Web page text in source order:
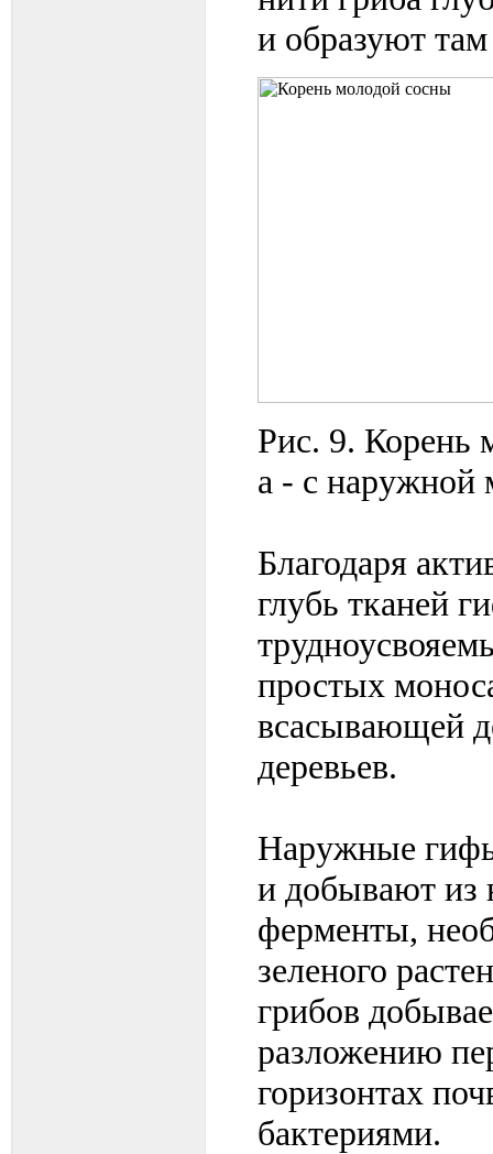
и образуют
Рис. 9. Корень
а - с наружной
Благодаря
глубь тканей
простых
всасывающей
деревьев.
Наружные
и добывают из
ферменты,
зеленого
грибов
разложению
горизонтах
бактериями.